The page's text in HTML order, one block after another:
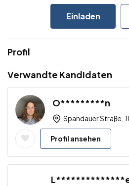
Einladen
Profil
Verwandte Kandidaten
O*********n
Spandauer Straße,
Profil ansehen